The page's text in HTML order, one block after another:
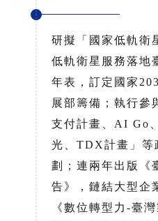
研擬「國家低軌衛
低軌衛星服務落地
年表，訂定國家
展部籌備；執行參
支付計畫、AI Go
光、TDX計畫」等
劃；連兩年出版《
告》，鏈結大型企
《數位轉型力-臺